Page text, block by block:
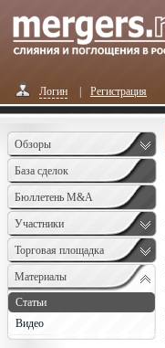
Логин Регистрация
Обзоры
База сделок
Бюллетень M&A
Monthly
Участники
Торговая площадка
Материалы
Статьи
Видео